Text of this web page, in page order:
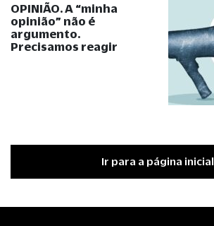
OPINIÃO. A “minha
opinião” não é
argumento.
Precisamos reagir
Ir para a página inicial